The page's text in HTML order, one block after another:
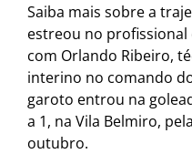
Saiba mais sobre a
estreou no profissional
com Orlando Ribeiro,
interino no comando
garoto entrou na
a 1, na Vila Belmiro,
outubro.